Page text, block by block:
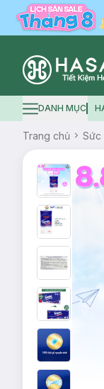
Logo
Hamburger icon
DANH MỤC
Trang chủ Sức